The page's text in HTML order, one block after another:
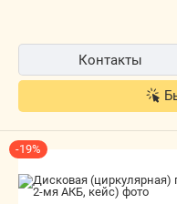
Контакты
-19%
AHKP-20-
кейс)